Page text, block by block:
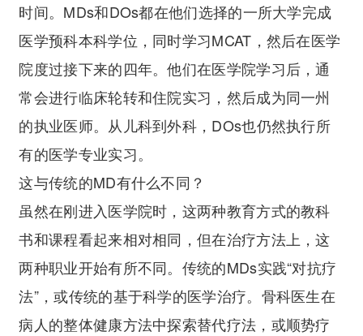
时间。MDs和DOs都在他们选择的一所大学完成
医学预科本科学位，同时学习MCAT，然后在医学
院度过接下来的四年。他们在医学院学习后，通
常会进行临床轮转和住院实习，然后成为同一州
的执业医师。从儿科到外科，DOs也仍然执行所
有的医学专业实习。
这与传统的MD有什么不同？
虽然在刚进入医学院时，这两种教育方式的教科
书和课程看起来相对相同，但在治疗方法上，这
两种职业开始有所不同。传统的MDs实践“对抗疗
法”，或传统的基于科学的医学治疗。骨科医生在
病人的整体健康方法中探索替代疗法，或顺势疗